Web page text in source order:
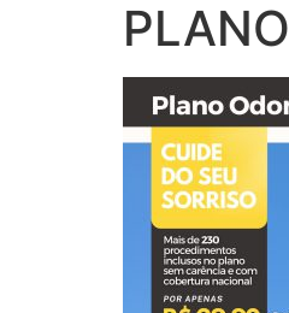
PLANO